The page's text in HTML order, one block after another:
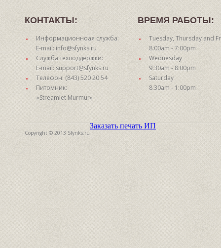
КОНТАКТЫ:
Информационноая служба:
E-mail: info@sfynks.ru
Служба техподдержки:
E-mail: support@sfynks.ru
Телефон: (843) 520 20 54
Питомник:
«Streamlet Murmur»
ВРЕМЯ РАБОТЫ:
Tuesday, Thursday and
8:00am - 7:00pm
Wednesday
9:30am - 8:00pm
Saturday
8:30am - 1:00pm
Copyright © 2013 Sfynks.ru
Заказать печать ИП